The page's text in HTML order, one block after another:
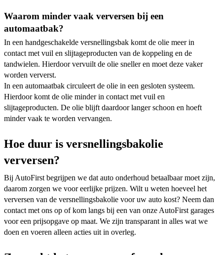
Waarom minder vaak verversen bij een
automaatbak?
In een handgeschakelde versnellingsbak komt de olie meer in
contact met vuil en slijtageproducten van de koppeling en de
tandwielen. Hierdoor vervuilt de olie sneller en moet deze vaker
worden ververst.
In een automaatbak circuleert de olie in een gesloten systeem.
Hierdoor komt de olie minder in contact met vuil en
slijtageproducten. De olie blijft daardoor langer schoon en hoeft
minder vaak te worden vervangen.
Hoe duur is versnellingsbakolie
verversen?
Bij AutoFirst begrijpen we dat auto onderhoud betaalbaar moet zijn,
daarom zorgen we voor eerlijke prijzen. Wilt u weten hoeveel het
verversen van de versnellingsbakolie voor uw auto kost? Neem dan
contact met ons op of kom langs bij een van onze AutoFirst garages
voor een prijsopgave op maat. We zijn transparant in alles wat we
doen en voeren alleen acties uit in overleg.